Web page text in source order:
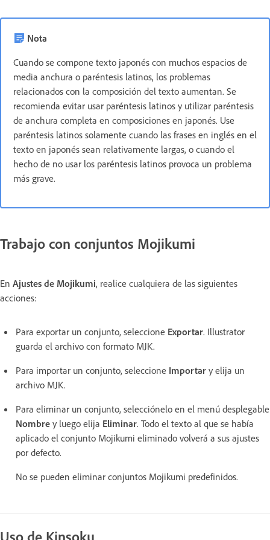
Nota
Cuando se compone texto japonés con muchos espacios de
media anchura o paréntesis latinos, los problemas
relacionados con la composición del texto aumentan. Se
recomienda evitar usar paréntesis latinos y utilizar paréntesis
de anchura completa en composiciones en japonés. Use
paréntesis latinos solamente cuando las frases en inglés en el
texto en japonés sean relativamente largas, o cuando el
hecho de no usar los paréntesis latinos provoca un problema
más grave.
Trabajo con conjuntos Mojikumi
En Ajustes de Mojikumi, realice cualquiera de las siguientes
acciones:
Para exportar un conjunto, seleccione Exportar. Illustrator
guarda el archivo con formato MJK.
Para importar un conjunto, seleccione Importar y elija un
archivo MJK.
Para eliminar un conjunto, selecciónelo en el menú desplegable
Nombre y luego elija Eliminar. Todo el texto al que se había
aplicado el conjunto Mojikumi eliminado volverá a sus ajustes
por defecto.
No se pueden eliminar conjuntos Mojikumi predefinidos.